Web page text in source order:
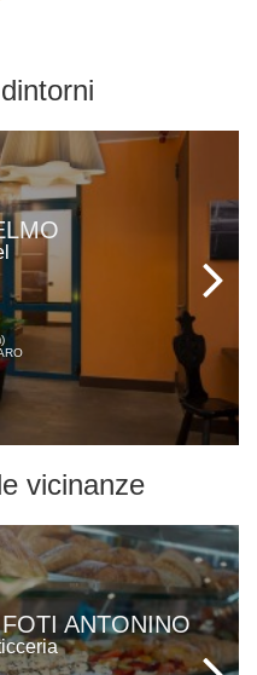
vicinanze
ANTONINO